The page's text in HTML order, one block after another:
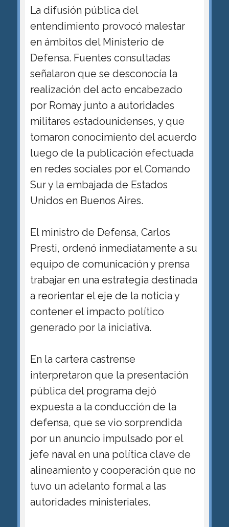
La difusión pública del
entendimiento provocó malestar
en ámbitos del Ministerio de
Defensa. Fuentes consultadas
señalaron que se desconocía la
realización del acto encabezado
por Romay junto a autoridades
militares estadounidenses, y que
tomaron conocimiento del acuerdo
luego de la publicación efectuada
en redes sociales por el Comando
Sur y la embajada de Estados
Unidos en Buenos Aires.
El ministro de Defensa, Carlos
Presti, ordenó inmediatamente a su
equipo de comunicación y prensa
trabajar en una estrategia destinada
a reorientar el eje de la noticia y
contener el impacto político
generado por la iniciativa.
En la cartera castrense
interpretaron que la presentación
pública del programa dejó
expuesta a la conducción de la
defensa, que se vio sorprendida
por un anuncio impulsado por el
jefe naval en una política clave de
alineamiento y cooperación que no
tuvo un adelanto formal a las
autoridades ministeriales.